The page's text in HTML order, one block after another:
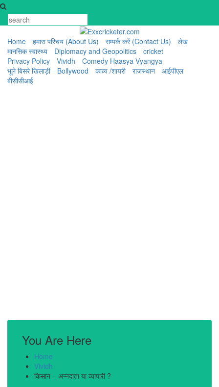
Skip
content
Home
हमारा परिचय (About Us) सम्पर्क करें (Contact Us)
लेख
मानसिक स्वास्थ्य
Diplomacy and Geopolitics
cricket
Privacy Policy
Vividh
Comedy Haasya Vyangya
भूले बिसरे खिलाड़ी
Bollywood काव्य /शायरी राजस्थान
आईपीएल
बीसीसीआई
You Are Here
Home
Vividh
किसान – अन्नदाता या व्यापारी ?